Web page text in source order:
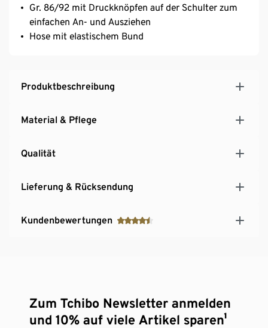
Gr. 86/92 mit Druckknöpfen auf der Schulter zum
einfachen An- und Ausziehen
Hose mit elastischem Bund
Produktbeschreibung
Material & Pflege
Qualität
Lieferung & Rücksendung
Kundenbewertungen
Zum Tchibo Newsletter anmelden
und 10% auf viele Artikel sparen¹